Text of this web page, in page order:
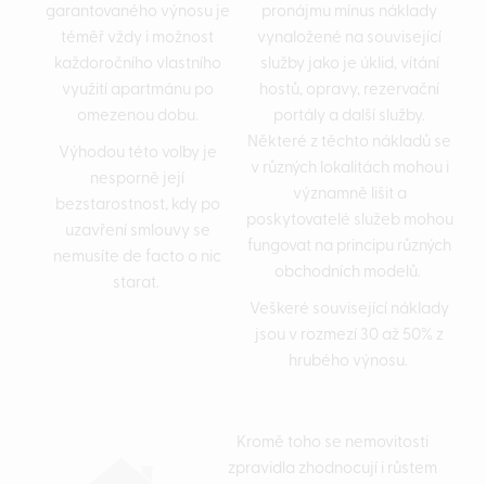
garantovaného výnosu je
téměř vždy i možnost
každoročního vlastního
využití apartmánu po
omezenou dobu.
Výhodou této volby je
nesporně její
bezstarostnost, kdy po
uzavření smlouvy se
nemusíte de facto o nic
starat.
pronájmu mínus náklady
vynaložené na související
služby jako je úklid, vítání
hostů, opravy, rezervační
portály a další služby.
Některé z těchto nákladů se
v různých lokalitách mohou i
významně lišit a
poskytovatelé služeb mohou
fungovat na principu různých
obchodních modelů.
Veškeré související náklady
jsou v rozmezí 30 až 50% z
hrubého výnosu.
Kromě toho se nemovitosti
zpravidla zhodnocují i růstem